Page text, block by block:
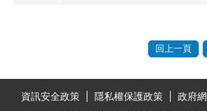
回上一頁
資訊安全政策
隱私權保護政策
政府